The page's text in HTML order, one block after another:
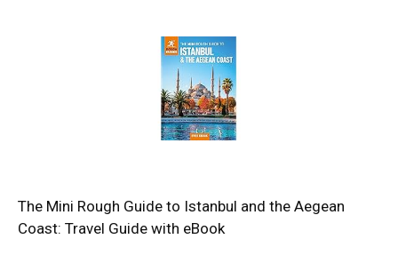
The Mini Rough Guide to Istanbul and the Aegean
Coast: Travel Guide with eBook